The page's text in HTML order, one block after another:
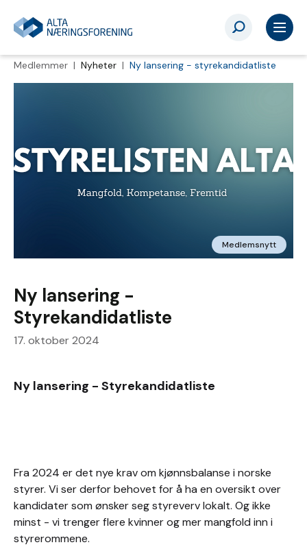
Medlemmer | Nyheter | Ny lansering - styrekandidatliste
Medlemsnytt
Ny lansering -
Styrekandidatliste
17. oktober 2024
Ny lansering - Styrekandidatliste
Fra 2024 er det nye krav om kjønnsbalanse i norske
styrer. Vi ser derfor behovet for å ha en oversikt over
kandidater som ønsker seg styreverv lokalt. Og ikke
minst - vi trenger flere kvinner og mer mangfold inn i
styrerommene.